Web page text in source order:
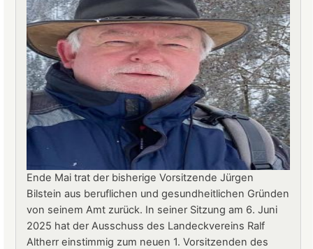
Betriebsleiter
Ende Mai trat der bisherige Vorsitzende Jürgen
Bilstein aus beruflichen und gesundheitlichen Gründen
von seinem Amt zurück. In seiner Sitzung am 6. Juni
2025 hat der Ausschuss des Landeckvereins Ralf
Altherr einstimmig zum neuen 1. Vorsitzenden des